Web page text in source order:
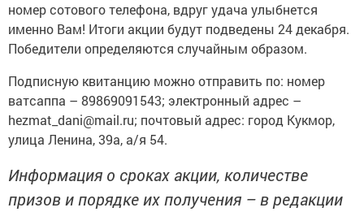
номер сотового телефона, вдруг удача улыбнется
именно Вам! Итоги акции будут подведены 24 декабря.
Победители определяются случайным образом.
Подписную квитанцию можно отправить по: номер
ватсаппа – 89869091543; электронный адрес –
hezmat_dani@mail.ru; почтовый адрес: город Кукмор,
улица Ленина, 39а, а/я 54.
Информация о сроках акции, количестве
призов и порядке их получения – в редакции